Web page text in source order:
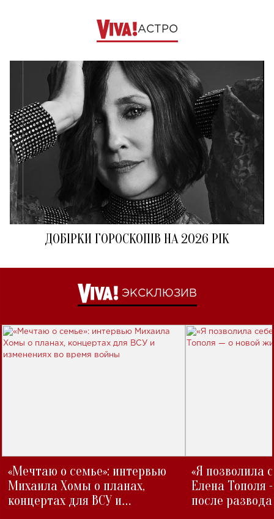
АСТРО
ДОБІРКИ ГОРОСКОПІВ НА 2026 РІК
ЭКСКЛЮЗИВ
«Мечтаю о семье»: интервью
Михаила Хомы о планах,
концертах для ВСУ и
«Я позволила
Елена Тополя
после развода